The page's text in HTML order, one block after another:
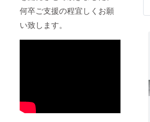
何卒ご支援の程宜しくお願
い致します。